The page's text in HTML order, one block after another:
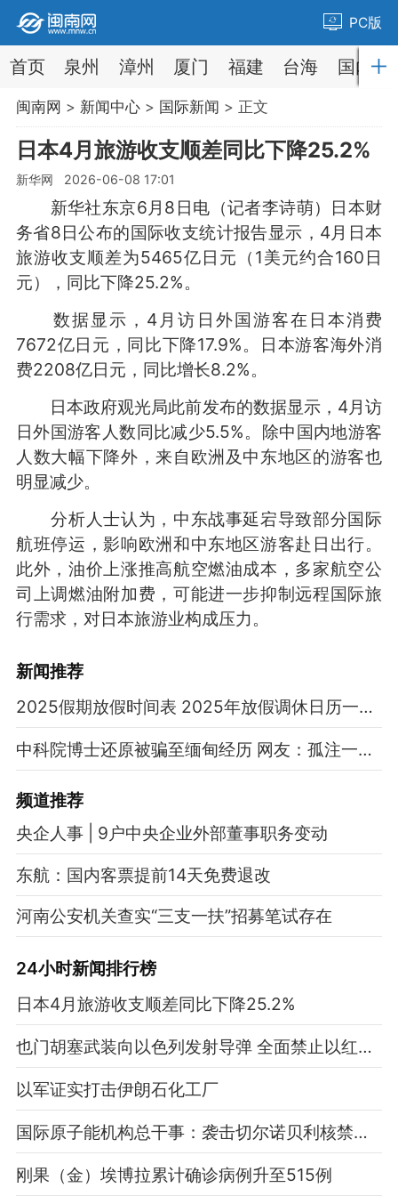
PC版
首页 泉州 漳州 厦门 福建 台海 国内
闽南网 > 新闻中心> 国际新闻 > 正文
日本4月旅游收支顺差同比下降25.2%
新华网 2026-06-08 17:01
新华社东京6月8日电（记者李诗萌）日本财
务省8日公布的国际收支统计报告显示，4月日本
旅游收支顺差为5465亿日元（1美元约合160日
元），同比下降25.2%。
数据显示，4月访日外国游客在日本消费
7672亿日元，同比下降17.9%。日本游客海外消
费2208亿日元，同比增长8.2%。
日本政府观光局此前发布的数据显示，4月访
日外国游客人数同比减少5.5%。除中国内地游客
人数大幅下降外，来自欧洲及中东地区的游客也
明显减少。
分析人士认为，中东战事延宕导致部分国际
航班停运，影响欧洲和中东地区游客赴日出行。
此外，油价上涨推高航空燃油成本，多家航空公
司上调燃油附加费，可能进一步抑制远程国际旅
行需求，对日本旅游业构成压力。
新闻推荐
2025假期放假时间表 2025年放假调休日历一览表
中科院博士还原被骗至缅甸经历 网友：孤注一掷现实版
频道推荐
央企人事 | 9户中央企业外部董事职务变动
东航：国内客票提前14天免费退改
河南公安机关查实“三支一扶”招募笔试存在
24小时新闻排行榜
日本4月旅游收支顺差同比下降25.2%
也门胡塞武装向以色列发射导弹 全面禁止以红海航行
以军证实打击伊朗石化工厂
国际原子能机构总干事：袭击切尔诺贝利核禁区设施无异于玩火
刚果（金）埃博拉累计确诊病例升至515例